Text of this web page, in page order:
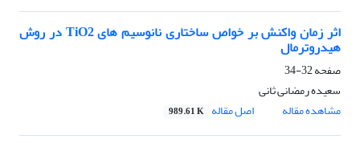
اثر زمان واکنش بر خواص ساختاری نانوسیم های TiO2 در روش
هیدروترمال
صفحه32-34
سعیده رمضانی ثانی
مشاهده مقاله
اصل مقاله 989.61 K